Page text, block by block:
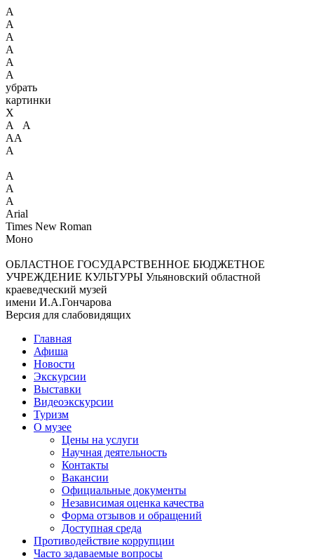
А
А
А
А
А
А
убрать
картинки
X
А А
АА
А
А
А
А
Arial
Times New Roman
Моно
ОБЛАСТНОЕ ГОСУДАРСТВЕННОЕ БЮДЖЕТНОЕ
УЧРЕЖДЕНИЕ КУЛЬТУРЫ Ульяновский областной
краеведческий музей
имени И.А.Гончарова
Версия для слабовидящих
Главная
Афиша
Новости
Экскурсии
Выставки
Видеоэкскурсии
Туризм
О музее
Цены на услуги
Научная деятельность
Контакты
Вакансии
Официальные документы
Независимая оценка качества
Форма отзывов и обращений
Доступная среда
Противодействие коррупции
Часто задаваемые вопросы